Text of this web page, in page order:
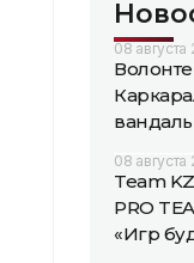
08 августа
08 августа
Team
PRO
«Игр